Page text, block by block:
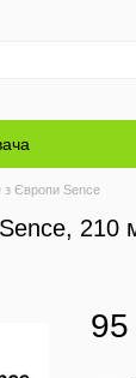
з Європи Sence
210
95